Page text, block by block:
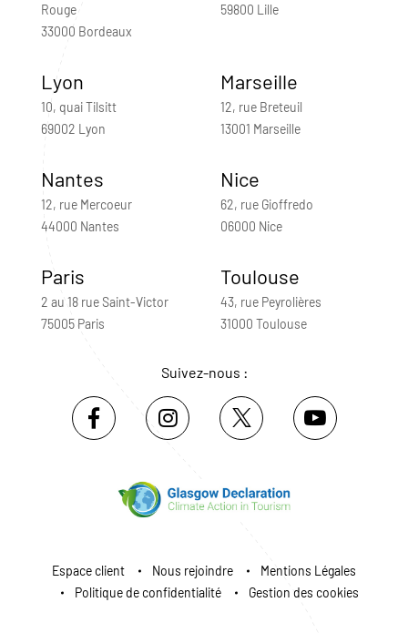
Rouge
33000 Bordeaux
59800 Lille
Lyon
10, quai Tilsitt
69002 Lyon
Marseille
12, rue Breteuil
13001 Marseille
Nantes
12, rue Mercoeur
44000 Nantes
Nice
62, rue Gioffredo
06000 Nice
Paris
2 au 18 rue Saint-Victor
75005 Paris
Toulouse
43, rue Peyrolières
31000 Toulouse
Suivez-nous :
Espace client Nous rejoindre
Mentions Légales
Politique de confidentialité
Gestion des cookies